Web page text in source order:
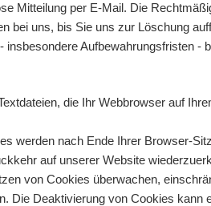
Mitteilung per E-Mail. Die
bei uns, bis Sie uns zur Löschung
Aufbewahrungsfristen -
die Ihr Webbrowser auf
werden nach Ende Ihrer Browser-
auf unserer Website
von Cookies überwachen,
Die Deaktivierung von Cookies kann